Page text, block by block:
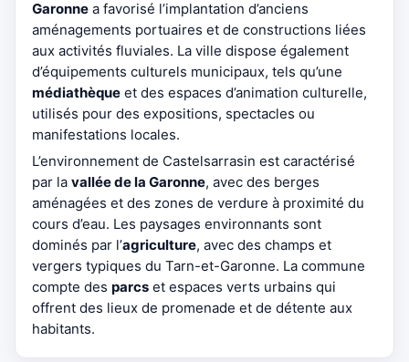
Garonne a favorisé l’implantation d’anciens
aménagements portuaires et de constructions liées
aux activités fluviales. La ville dispose également
d’équipements culturels municipaux, tels qu’une
médiathèque et des espaces d’animation culturelle,
utilisés pour des expositions, spectacles ou
manifestations locales.
L’environnement de Castelsarrasin est caractérisé
par la vallée de la Garonne, avec des berges
aménagées et des zones de verdure à proximité du
cours d’eau. Les paysages environnants sont
dominés par l’agriculture, avec des champs et
vergers typiques du Tarn-et-Garonne. La commune
compte des parcs et espaces verts urbains qui
offrent des lieux de promenade et de détente aux
habitants.